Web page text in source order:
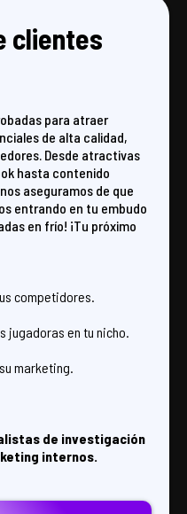
clientes
para atraer
de alta calidad,
Desde atractivas
hasta contenido
aseguramos de que
entrando en tu embudo
en frío! ¡Tu próximo
competidores.
jugadoras en tu nicho.
marketing.
de investigación
internos.